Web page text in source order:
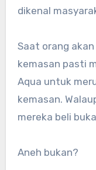
dikenal
Saat orang
kemasan pasti
Aqua untuk
kemasan.
mereka beli
Aneh bukan?